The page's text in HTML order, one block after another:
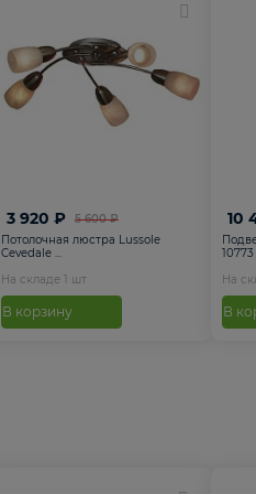
5 600 ₽
3 920 ₽
Потолочная люстра Lussole
Cevedale ...
На складе 1 шт
В корзину
10
10773
На
В